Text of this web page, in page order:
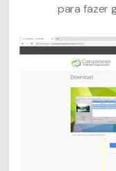
para fazer